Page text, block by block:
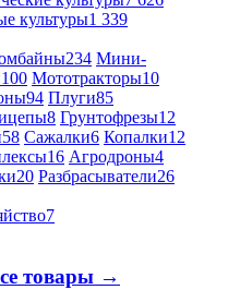
культуры1 339
234 Мини-
100 Мототракторы10
94 Плуги85
8 Грунтофрезы12
58 Сажалки6 Копалки12
16 Агродроны4
20 Разбрасыватели26
7
товары →